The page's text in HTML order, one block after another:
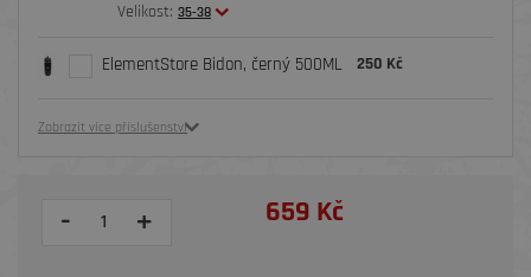
Velikost: 35-38
ElementStore Bidon, černý 500ML 250 Kč
Zobrazit více příslušenství
- + 659 Kč